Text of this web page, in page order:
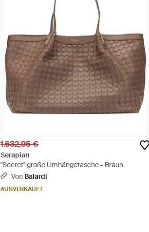
1.632,95 €
Serapian
"Secret" große Umhängetasche - Braun
Von Balardi
AUSVERKAUFT